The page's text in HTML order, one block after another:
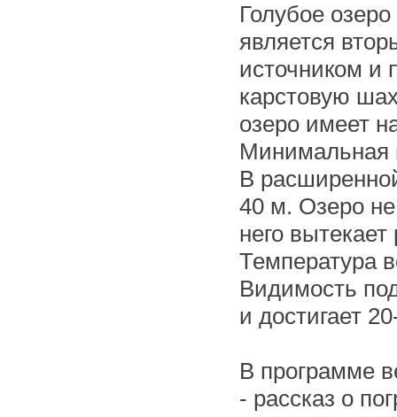
Голубое
является
источником и
карстовую
озеро имеет
Минимальная
В
40 м. Озеро
него
Температура
Видимость
и достигает
В программе
- рассказ о